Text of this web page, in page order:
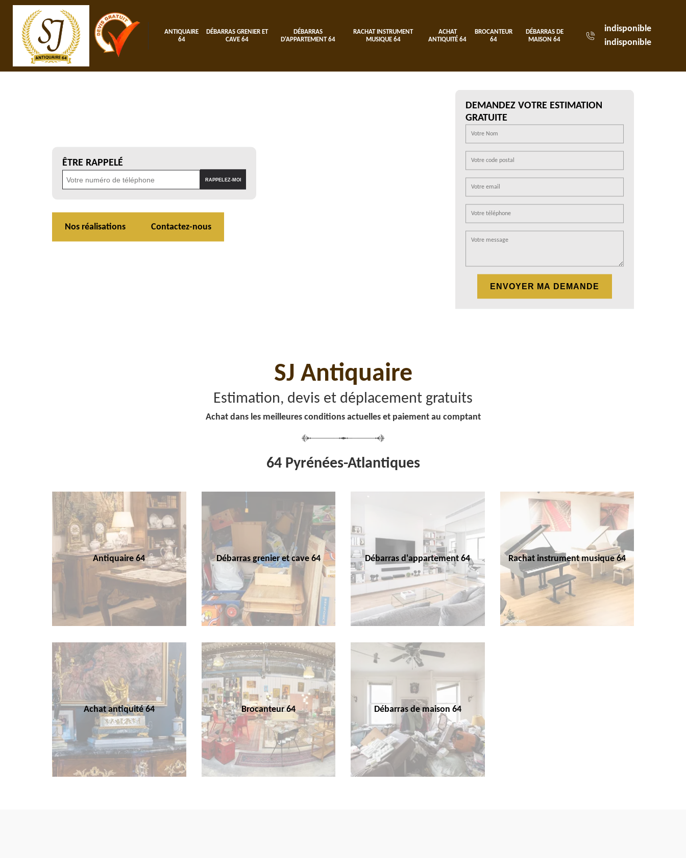
ANTIQUAIRE
64
DÉBARRAS GRENIER ET
CAVE 64
DÉBARRAS
D'APPARTEMENT 64
RACHAT INSTRUMENT
MUSIQUE 64
ACHAT
ANTIQUITÉ 64
BROCANTEUR
64
DÉBARRAS DE
MAISON 64
indisponible
indisponible
ÊTRE RAPPELÉ
Nos réalisations Contactez-nous
DEMANDEZ VOTRE ESTIMATION
GRATUITE
SJ Antiquaire
Estimation, devis et déplacement gratuits
Achat dans les meilleures conditions actuelles et paiement au comptant
64 Pyrénées-Atlantiques
Antiquaire 64 Débarras grenier et cave 64 Débarras d'appartement 64 Rachat instrument musique 64
Achat antiquité 64 Brocanteur 64 Débarras de maison 64